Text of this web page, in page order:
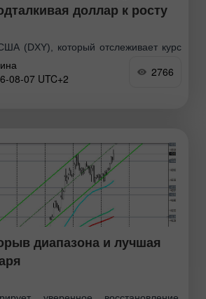
доллар к росту
(DXY), который отслеживает курс
шести валют, продолжает
у вчерашнего максимума, так как
08-07 UTC+2
2766
диапазона и лучшая